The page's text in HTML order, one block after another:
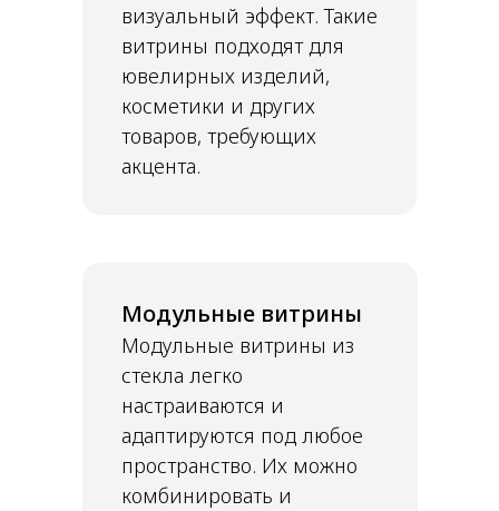
Модульные витрины
Модульные витрины из
стекла легко
настраиваются и
адаптируются под любое
пространство. Их можно
комбинировать и
визуальный эффект. Такие
витрины подходят для
ювелирных изделий,
косметики и других
товаров, требующих
акцента.